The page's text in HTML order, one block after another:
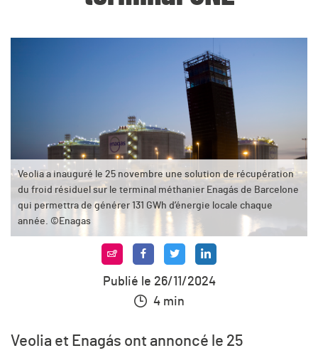
Veolia a inauguré le 25 novembre une solution de récupération
du froid résiduel sur le terminal méthanier Enagás de Barcelone
qui permettra de générer 131 GWh d’énergie locale chaque
année. ©Enagas
Publié le 26/11/2024
4 min
Veolia et Enagás ont annoncé le 25